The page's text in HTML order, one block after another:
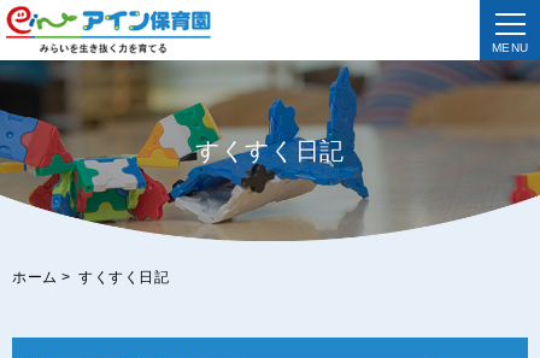
MENU
すくすく日記
ホーム > すくすく日記